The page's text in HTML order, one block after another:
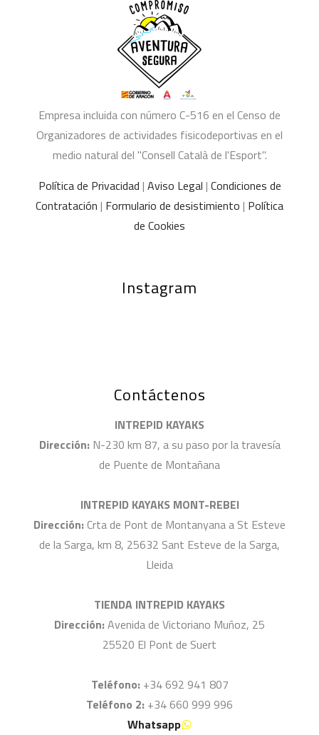
Empresa incluida con número C-516 en el Censo de
Organizadores de actividades fisicodeportivas en el
medio natural del "Consell Català de l'Esport".
Política de Privacidad | Aviso Legal | Condiciones de
Contratación | Formulario de desistimiento | Política
de Cookies
Instagram
Contáctenos
INTREPID KAYAKS
Dirección: N-230 km 87, a su paso por la travesía
de Puente de Montañana
INTREPID KAYAKS MONT-REBEI
Dirección: Crta de Pont de Montanyana a St Esteve
de la Sarga, km 8, 25632 Sant Esteve de la Sarga,
Lleida
TIENDA INTREPID KAYAKS
Dirección: Avenida de Victoriano Muñoz, 25
25520 El Pont de Suert
Teléfono: +34 692 941 807
Teléfono 2: +34 660 999 996
Whatsapp